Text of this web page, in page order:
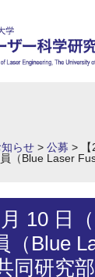
知らせ > 公募 >
（Blue Laser
10 日
（Blue
同研究